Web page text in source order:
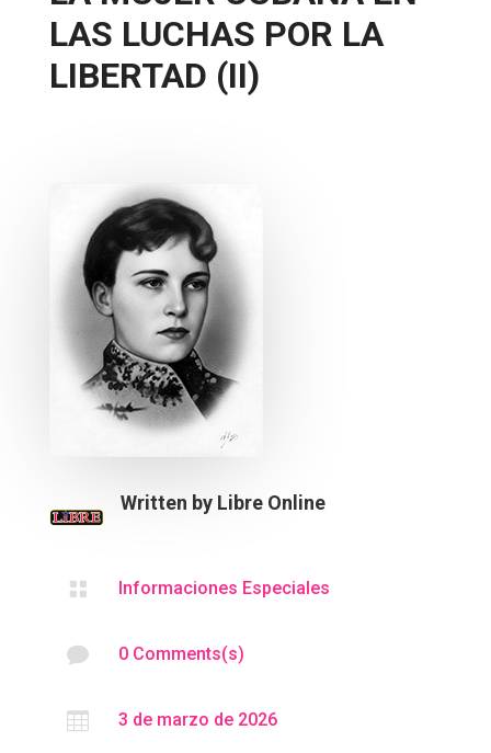
LAS LUCHAS POR LA
LIBERTAD (II)
Written by Libre Online
 Informaciones Especiales
 0 Comments(s)
 3 de marzo de 2026